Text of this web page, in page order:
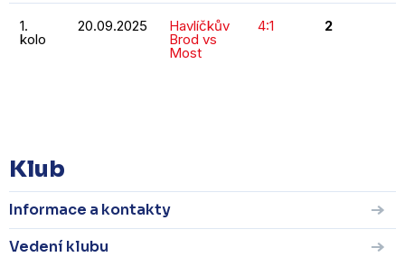
1.
kolo
20.09.2025 Havlíčkův
Brod vs
Most
4:1 2
Klub
Informace a kontakty
Vedení klubu